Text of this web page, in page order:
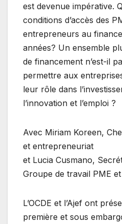
est devenue impérative.
conditions d’accès des
entrepreneurs au
années? Un ensemble
de financement n’est-il
permettre aux
leur rôle dans
l’innovation et l’emploi ?
Avec Miriam Koreen,
et entrepreneuriat
et Lucia Cusmano,
Groupe de travail PME
L’OCDE et l’Ajef ont
première et sous